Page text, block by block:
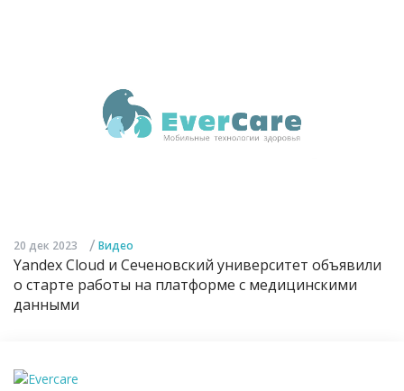
20 дек 2023 / Видео
Yandex Cloud и Сеченовский университет объявили
о старте работы на платформе с медицинскими
данными